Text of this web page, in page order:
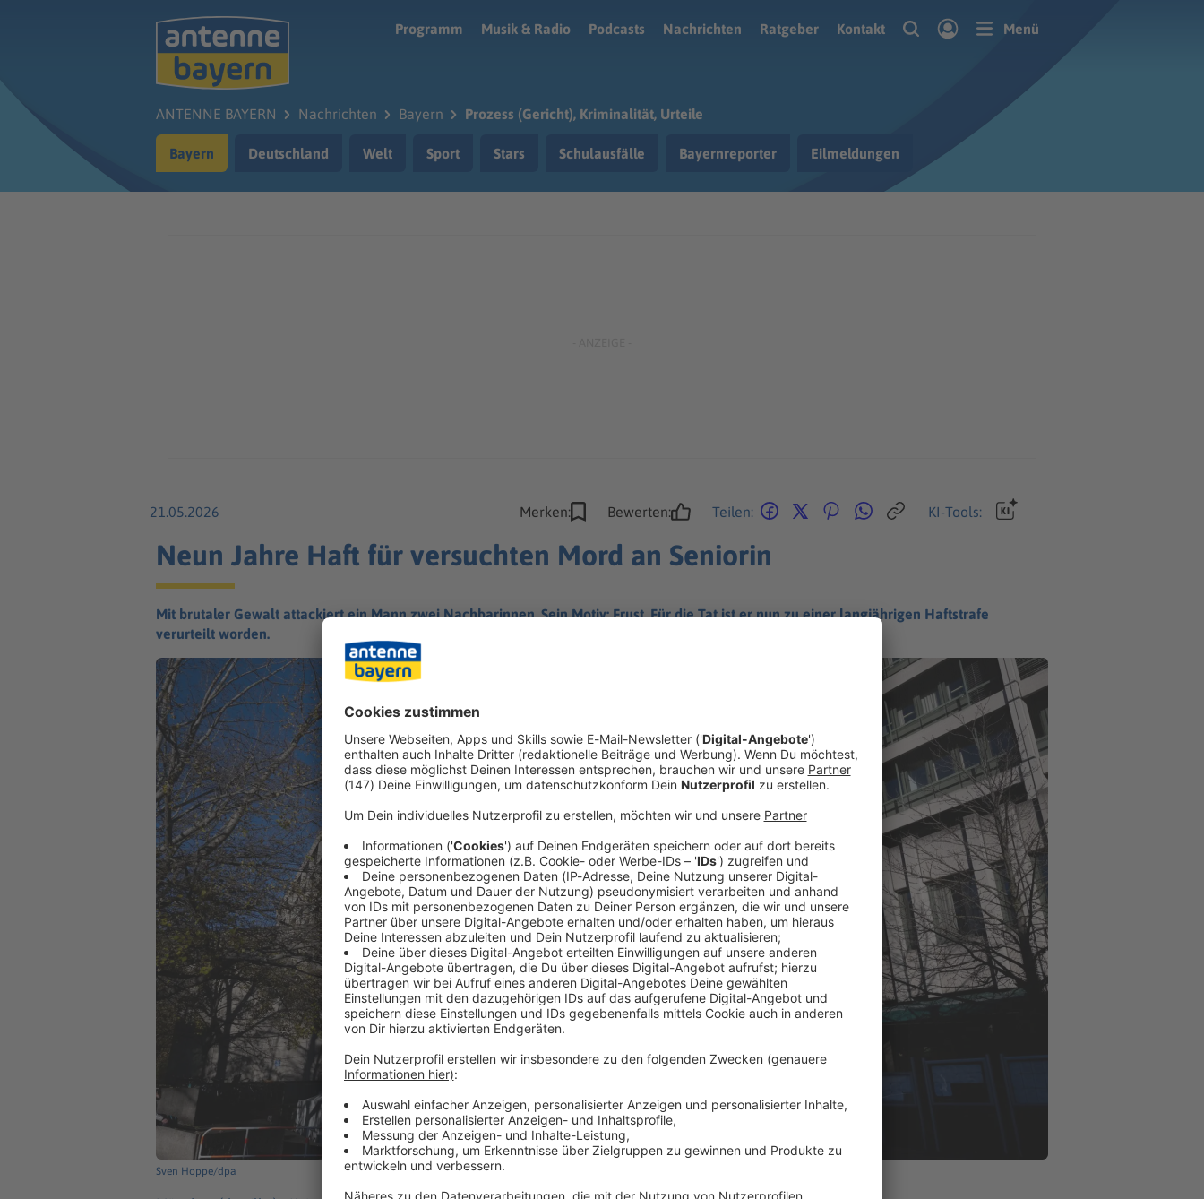
Programm
Musik & Radio Podcasts Nachrichten Ratgeber Kontakt Menü
ANTENNE BAYERN Nachrichten Bayern Prozess (Gericht), Kriminalität, Urteile
Bayern Deutschland Welt Sport Stars Schulausfälle Bayernreporter Eilmeldungen
21.05.2026 Merken: Bewerten: Teilen: KI-Tools:
Neun Jahre Haft für versuchten Mord an Seniorin
Mit brutaler Gewalt attackiert ein Mann zwei Nachbarinnen. Sein Motiv: Frust. Für die Tat ist er nun zu einer langjährigen Haftstrafe
verurteilt worden.
Sven Hoppe/dpa